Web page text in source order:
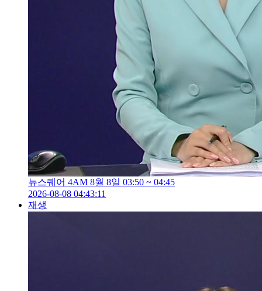
뉴스퀘어 4AM 8월 8일 03:50 ~ 04:45
2026-08-08 04:43:11
재생